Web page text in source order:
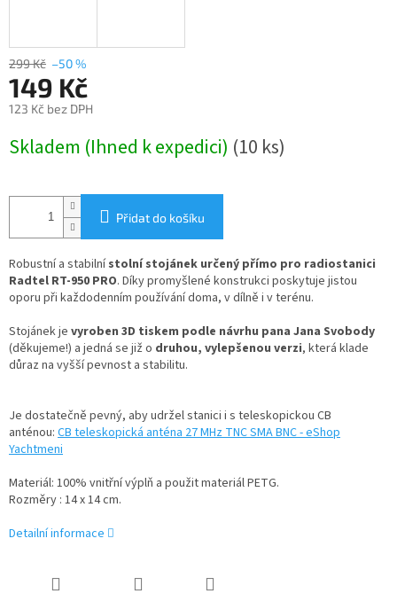
299 Kč –50 %
149 Kč
123 Kč bez DPH
cena:
Skladem (Ihned k expedici) (10 ks)
Přidat do košíku
Robustní a stabilnístolní stojánek určený přímo pro radiostanici
Radtel RT-950 PRO. Díky promyšlené konstrukci poskytuje jistou
oporu při každodenním používání doma, v dílně i v terénu.
Stojánek je vyroben 3D tiskem podle návrhu pana Jana Svobody
(děkujeme!) a jedná se již o druhou, vylepšenou verzi, která klade
důraz na vyšší pevnost a stabilitu.
Je dostatečně pevný, aby udržel stanici i s teleskopickou CB
anténou: CB teleskopická anténa 27 MHz TNC SMA BNC - eShop
Yachtmeni
Materiál: 100% vnitřní výplň a použit materiál PETG.
Rozměry : 14 x 14 cm.
Detailní informace